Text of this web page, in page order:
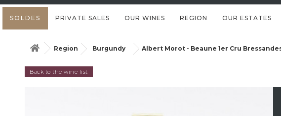
SOLDES PRIVATE SALES OUR WINES REGION OUR ESTATES
Region Burgundy Albert Morot - Beaune 1er Cru
Back to the wine list